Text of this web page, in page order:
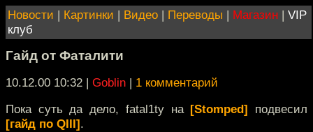
Новости | Картинки | Видео | Переводы | Магазин | VIP
клуб
Гайд от Фаталити
10.12.00 10:32 | Goblin | 1 комментарий
Пока суть да дело, fatal1ty на [Stomped] подвесил
[гайд по QIII].